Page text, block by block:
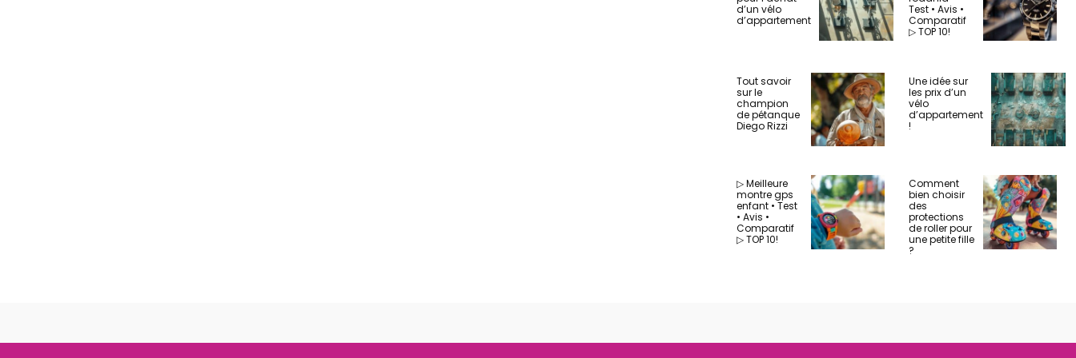
d’un vélo
d’appartement
Test • Avis •
Comparatif
▷ TOP 10!
Tout savoir
sur le
champion
de pétanque
Diego Rizzi
Une idée sur
les prix d’un
vélo
d’appartement
!
▷ Meilleure
montre gps
enfant • Test
• Avis •
Comparatif
▷ TOP 10!
Comment
bien choisir
des
protections
de roller pour
une petite fille
?